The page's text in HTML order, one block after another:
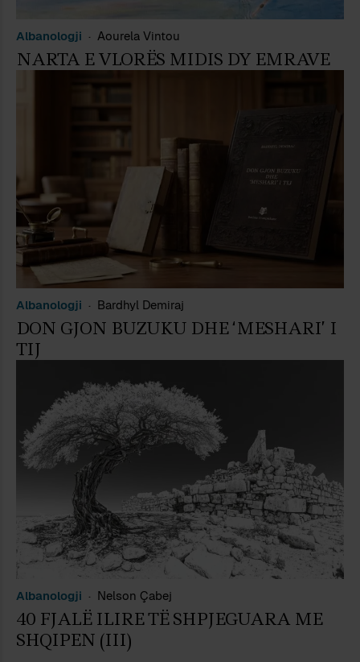
Albanologji Aourela Vintou
NARTA E VLORËS MIDIS DY EMRAVE
Albanologji Bardhyl Demiraj
DON GJON BUZUKU DHE ‘MESHARI’ I
TIJ
Albanologji Nelson Çabej
40 FJALË ILIRE TË SHPJEGUARA ME
SHQIPEN (III)